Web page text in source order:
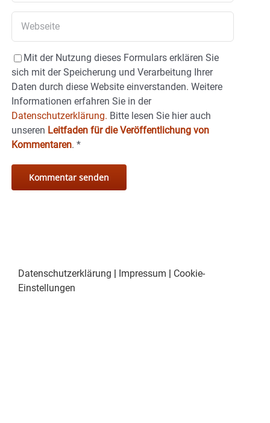
Mit der Nutzung dieses Formulars erklären Sie
sich mit der Speicherung und Verarbeitung Ihrer
Daten durch diese Website einverstanden. Weitere
Informationen erfahren Sie in der
Datenschutzerklärung. Bitte lesen Sie hier auch
unseren Leitfaden für die Veröffentlichung von
Kommentaren. *
Datenschutzerklärung | Impressum | Cookie-
Einstellungen